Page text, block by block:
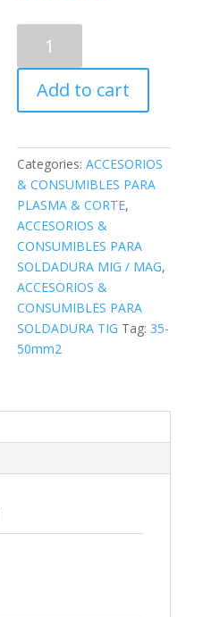
50mm2
-
CABLE
DE
(Tierra)
-
CONECTOR
+
PINZA
DE
TIERRA
+
3M
DE
Add to cart
Categories:ACCESORIOS
& CONSUMIBLES PARA
PLASMA & CORTE,
ACCESORIOS &
CONSUMIBLES PARA
SOLDADURA MIG / MAG,
ACCESORIOS &
CONSUMIBLES PARA
SOLDADURA TIG Tag: 35-
50mm2